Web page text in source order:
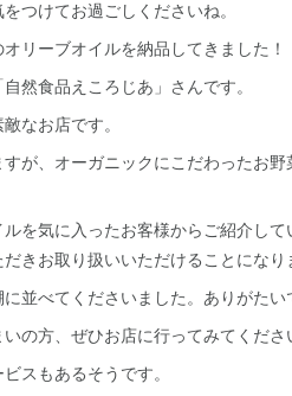
つけてお過ごしくださいね。
リーブオイルを納品してきました！
然食品えころじあ」さんです。
なお店です。
が、オーガニックにこだわったお
を気に入ったお客様からご紹介し
きお取り扱いいただけることになり
並べてくださいました。ありがたい
の方、ぜひお店に行ってみてくださ
スもあるそうです。